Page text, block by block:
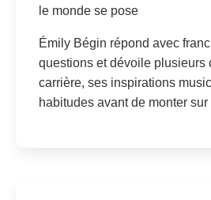
le monde se pose
Émily Bégin répond avec
questions et dévoile plusieurs
carrière, ses inspirations
habitudes avant de monter sur